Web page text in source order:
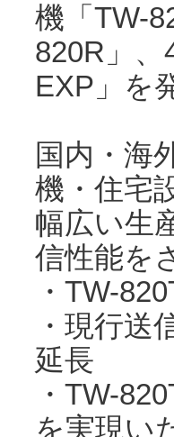
機「TW-
820R」
EXP」を
国内・海
機・住宅
幅広い生
信性能を
・TW-
・現行送
延長
・TW-
を実現い